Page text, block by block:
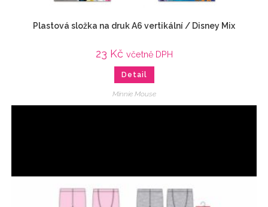
Plastová složka na druk A6 vertikální / Disney Mix
23 Kč včetně DPH
Detail
Minnie Mouse